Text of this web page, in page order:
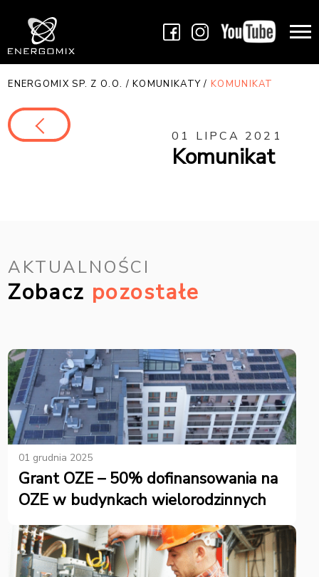
ENERGOMIX SP. Z O.O. /KOMUNIKATY/KOMUNIKAT
01 LIPCA 2021
Komunikat
AKTUALNOŚCI
Zobacz pozostałe
01 grudnia 2025
Grant OZE – 50% dofinansowania na
OZE w budynkach wielorodzinnych